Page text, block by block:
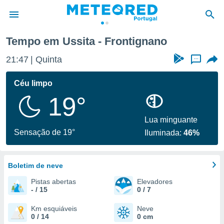
da
foi
fornecidas
a este
das
e
forma
digital
Tempo em Ussita - Frontignano
21:47 Quinta ...
Céu limpo
19°
Sensação de 19°
Lua minguante
Iluminada:46%
Boletim de neve
Pistas abertas
- / 15
Elevadores
0 / 7
Km esquiáveis
0 / 14
Neve
0 cm